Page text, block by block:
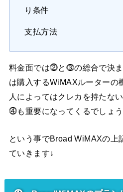
り条件
支払方法
料金面では⓶と⓷の総合で決
は購入するWiMAXルーターの
人によってはクレカを持たな
⓸も重要になってくるでしょう
という事でBroad WiMAXの上
ていきます↓